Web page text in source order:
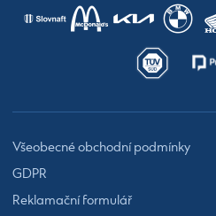
Všeobecné obchodní podmínky
GDPR
Reklamační formulář